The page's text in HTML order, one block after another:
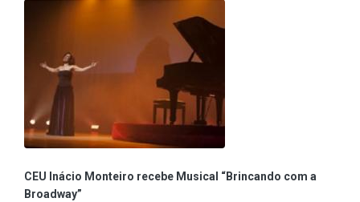
CEU Inácio Monteiro recebe Musical “Brincando com a
Broadway”